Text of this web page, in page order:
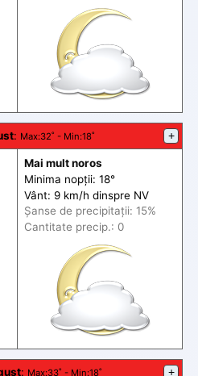
: Max:32˚ - Min:18˚ +
Mai mult noros
Minima nopții: 18°
Vânt: 9 km/h dinspre NV
Șanse de precipitații: 15%
Cantitate precip.: 0
: Max:33˚ - Min:18˚ +